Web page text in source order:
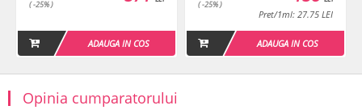
( -25% )
ADAUGA IN COS
( -25% )
Pret/1ml: 27.75 LEI
ADAUGA IN COS
Opinia cumparatorului